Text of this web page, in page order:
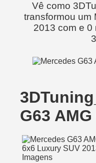
Vê como
transformou um
2013 com e 0
G63